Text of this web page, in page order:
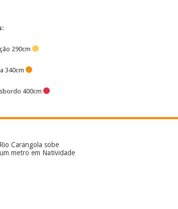
290cm
340cm
400cm
Carangola sobe
metro em Natividade